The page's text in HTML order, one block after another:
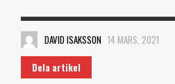
DAVID ISAKSSON 14 MARS, 2021
Dela artikel